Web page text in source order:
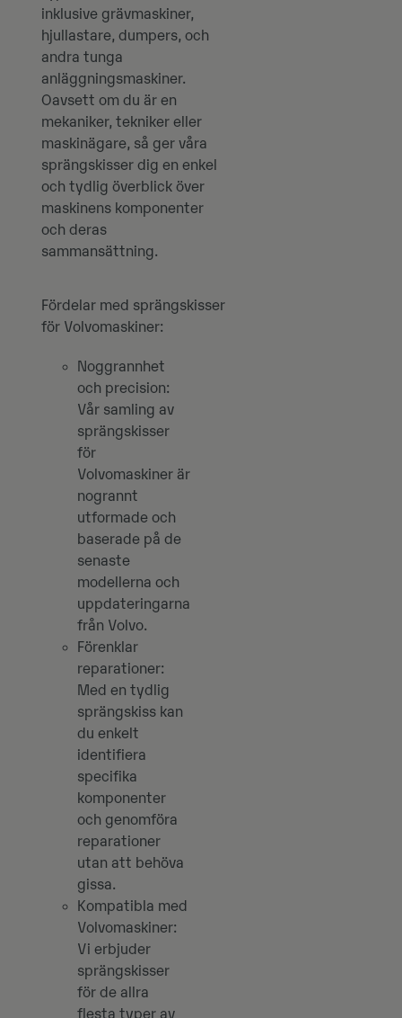
inklusive grävmaskiner,
hjullastare, dumpers, och
andra tunga
anläggningsmaskiner.
Oavsett om du är en
mekaniker, tekniker eller
maskinägare, så ger våra
sprängskisser dig en enkel
och tydlig överblick över
maskinens komponenter
och deras
sammansättning.
Fördelar med sprängskisser
för Volvomaskiner:
Noggrannhet
och precision:
Vår samling av
sprängskisser
för
Volvomaskiner är
nogrannt
utformade och
baserade på de
senaste
modellerna och
uppdateringarna
från Volvo.
Förenklar
reparationer:
Med en tydlig
sprängskiss kan
du enkelt
identifiera
specifika
komponenter
och genomföra
reparationer
utan att behöva
gissa.
Kompatibla med
Volvomaskiner:
Vi erbjuder
sprängskisser
för de allra
flesta typer av